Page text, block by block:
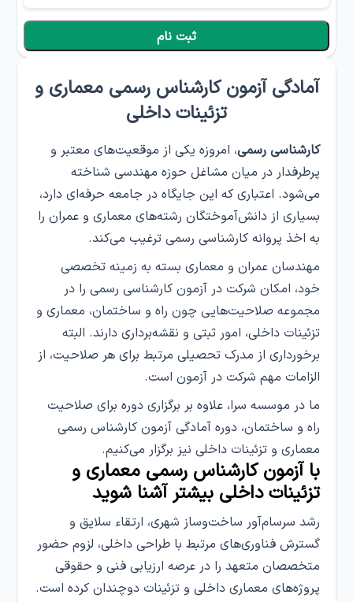
آمادگی آزمون کارشناس رسمی معماری و
تزئینات داخلی
کارشناسی رسمی، امروزه یکی از موقعیت‌های معتبر و
پرطرفدار در میان مشاغل حوزه مهندسی شناخته
می‌شود. اعتباری که این جایگاه در جامعه حرفه‌ای دارد،
بسیاری از دانش‌آموختگان رشته‌های معماری و عمران را
به اخذ پروانه کارشناسی رسمی ترغیب می‌کند.
مهندسان عمران و معماری بسته به زمینه تخصصی
خود، امکان شرکت در آزمون کارشناسی رسمی را در
مجموعه صلاحیت‌هایی چون راه و ساختمان، معماری و
تزئینات داخلی، امور ثبتی و نقشه‌برداری دارند. البته
برخورداری از مدرک تحصیلی مرتبط برای هر صلاحیت، از
الزامات مهم شرکت در آزمون است.
ما در موسسه سرا، علاوه بر برگزاری دوره برای صلاحیت
راه و ساختمان، دوره آمادگی آزمون کارشناس رسمی
معماری و تزئینات داخلی نیز برگزار می‌کنیم.
با آزمون کارشناس رسمی معماری و
تزئینات داخلی بیشتر آشنا شوید
رشد سرسام‌آور ساخت‌وساز شهری، ارتقاء سلایق و
گسترش فناوری‌های مرتبط با طراحی داخلی، لزوم حضور
متخصصان متعهد را در عرصه ارزیابی فنی و حقوقی
پروژه‌های معماری داخلی و تزئینات دوچندان کرده است.
ثبت نام